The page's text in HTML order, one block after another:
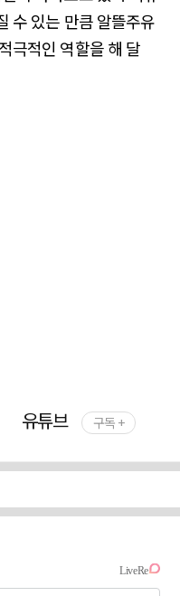
수 있는 만큼 알뜰주유
극적인 역할을 해 달
유튜브 구독 +